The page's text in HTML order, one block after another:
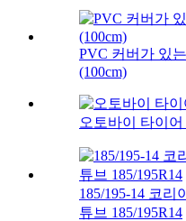
PVC 커버가 있
(100cm)
오토바이 타이어
185/195-14 코
튜브 185/195R14